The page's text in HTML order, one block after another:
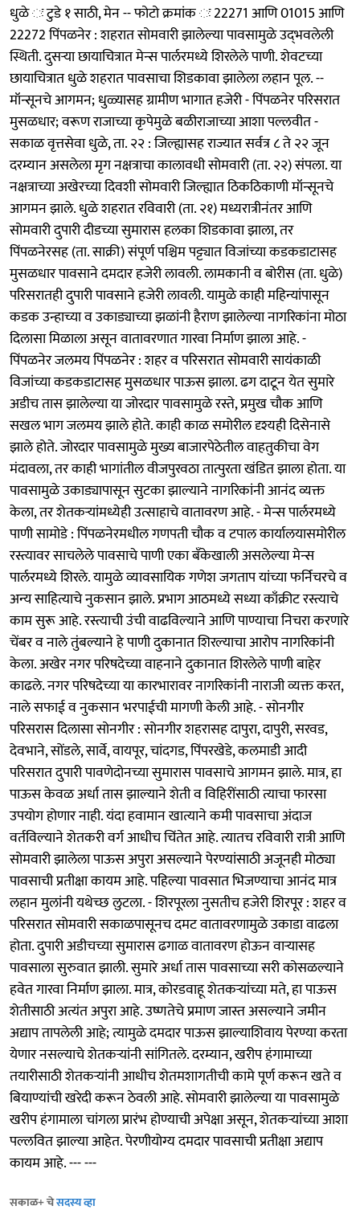
धुळे ः टुडे १ साठी, मेन -- फोटो क्रमांक ः 22271 आणि 01015 आणि
22272 पिंपळनेर : शहरात सोमवारी झालेल्या पावसामुळे उद्‍भवलेली
स्थिती. दुसऱ्या छायाचित्रात मेन्स पार्लरमध्ये शिरलेले पाणी. शेवटच्या
छायाचित्रात धुळे शहरात पावसाचा शिडकावा झालेला लहान पूल. --
मॉन्सूनचे आगमन; धुळ्यासह ग्रामीण भागात हजेरी - पिंपळनेर परिसरात
मुसळधार; वरूण राजाच्या कृपेमुळे बळीराजाच्या आशा पल्लवीत -
सकाळ वृत्तसेवा धुळे, ता. २२ : जिल्ह्यासह राज्यात सर्वत्र ८ ते २२ जून
दरम्यान असलेला मृग नक्षत्राचा कालावधी सोमवारी (ता. २२) संपला. या
नक्षत्राच्या अखेरच्या दिवशी सोमवारी जिल्ह्यात ठिकठिकाणी मॉन्सूनचे
आगमन झाले. धुळे शहरात रविवारी (ता. २१) मध्यरात्रीनंतर आणि
सोमवारी दुपारी दीडच्या सुमारास हलका शिडकावा झाला, तर
पिंपळनेरसह (ता. साक्री) संपूर्ण पश्चिम पट्ट्यात विजांच्या कडकडाटासह
मुसळधार पावसाने दमदार हजेरी लावली. लामकानी व बोरीस (ता. धुळे)
परिसरातही दुपारी पावसाने हजेरी लावली. यामुळे काही महिन्यांपासून
कडक उन्हाच्या व उकाड्याच्या झळांनी हैराण झालेल्या नागरिकांना मोठा
दिलासा मिळाला असून वातावरणात गारवा निर्माण झाला आहे. -
पिंपळनेर जलमय पिंपळनेर : शहर व परिसरात सोमवारी सायंकाळी
विजांच्या कडकडाटासह मुसळधार पाऊस झाला. ढग दाटून येत सुमारे
अडीच तास झालेल्या या जोरदार पावसामुळे रस्ते, प्रमुख चौक आणि
सखल भाग जलमय झाले होते. काही काळ समोरील दृश्यही दिसेनासे
झाले होते. जोरदार पावसामुळे मुख्य बाजारपेठेतील वाहतुकीचा वेग
मंदावला, तर काही भागांतील वीजपुरवठा तात्पुरता खंडित झाला होता. या
पावसामुळे उकाड्यापासून सुटका झाल्याने नागरिकांनी आनंद व्यक्त
केला, तर शेतकऱ्यांमध्येही उत्साहाचे वातावरण आहे. - मेन्स पार्लरमध्ये
पाणी सामोडे : पिंपळनेरमधील गणपती चौक व टपाल कार्यालयासमोरील
रस्त्यावर साचलेले पावसाचे पाणी एका बँकेखाली असलेल्या मेन्स
पार्लरमध्ये शिरले. यामुळे व्यावसायिक गणेश जगताप यांच्या फर्निचरचे व
अन्य साहित्याचे नुकसान झाले. प्रभाग आठमध्ये सध्या काँक्रीट रस्त्याचे
काम सुरू आहे. रस्त्याची उंची वाढविल्याने आणि पाण्याचा निचरा करणारे
चेंबर व नाले तुंबल्याने हे पाणी दुकानात शिरल्याचा आरोप नागरिकांनी
केला. अखेर नगर परिषदेच्या वाहनाने दुकानात शिरलेले पाणी बाहेर
काढले. नगर परिषदेच्या या कारभारावर नागरिकांनी नाराजी व्यक्त करत,
नाले सफाई व नुकसान भरपाईची मागणी केली आहे. - सोनगीर
परिसरास दिलासा सोनगीर : सोनगीर शहरासह दापुरा, दापुरी, सरवड,
देवभाने, सोंडले, सार्वे, वायपूर, चांदगड, पिंपरखेडे, कलमाडी आदी
परिसरात दुपारी पावणेदोनच्या सुमारास पावसाचे आगमन झाले. मात्र, हा
पाऊस केवळ अर्धा तास झाल्याने शेती व विहिरींसाठी त्याचा फारसा
उपयोग होणार नाही. यंदा हवामान खात्याने कमी पावसाचा अंदाज
वर्तविल्याने शेतकरी वर्ग आधीच चिंतेत आहे. त्यातच रविवारी रात्री आणि
सोमवारी झालेला पाऊस अपुरा असल्याने पेरण्यांसाठी अजूनही मोठ्या
पावसाची प्रतीक्षा कायम आहे. पहिल्या पावसात भिजण्याचा आनंद मात्र
लहान मुलांनी यथेच्छ लुटला. - शिरपूरला नुसतीच हजेरी शिरपूर : शहर व
परिसरात सोमवारी सकाळपासूनच दमट वातावरणामुळे उकाडा वाढला
होता. दुपारी अडीचच्या सुमारास ढगाळ वातावरण होऊन वाऱ्यासह
पावसाला सुरुवात झाली. सुमारे अर्धा तास पावसाच्या सरी कोसळल्याने
हवेत गारवा निर्माण झाला. मात्र, कोरडवाहू शेतकऱ्यांच्या मते, हा पाऊस
शेतीसाठी अत्यंत अपुरा आहे. उष्णतेचे प्रमाण जास्त असल्याने जमीन
अद्याप तापलेली आहे; त्यामुळे दमदार पाऊस झाल्याशिवाय पेरण्या करता
येणार नसल्याचे शेतकऱ्यांनी सांगितले. दरम्यान, खरीप हंगामाच्या
तयारीसाठी शेतकऱ्यांनी आधीच शेतमशागतीची कामे पूर्ण करून खते व
बियाण्यांची खरेदी करून ठेवली आहे. सोमवारी झालेल्या या पावसामुळे
खरीप हंगामाला चांगला प्रारंभ होण्याची अपेक्षा असून, शेतकऱ्यांच्या आशा
पल्लवित झाल्या आहेत. पेरणीयोग्य दमदार पावसाची प्रतीक्षा अद्याप
कायम आहे. --- ---
सकाळ+ चेसदस्य व्हा